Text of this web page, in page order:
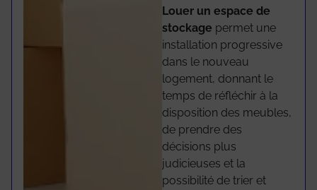
Louer un espace de
stockage permet une
installation progressive
dans le nouveau
logement, donnant le
temps de réfléchir à la
disposition des meubles,
de prendre des
décisions plus
judicieuses et la
possibilité de trier et